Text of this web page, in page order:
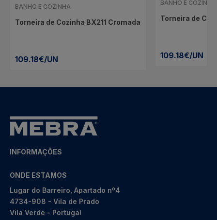
BANHO E COZINHA
Torneira de Cozinha BX211 Cromada
109.18€/UN
BANHO E COZINHA
Torneira de
109.18€/UN
INFORMAÇÕES
ONDE ESTAMOS
Lugar do Barreiro, Apartado nº4
4734-908 - Vila de Prado
Vila Verde - Portugal